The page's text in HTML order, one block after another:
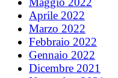
Aprile 2022
Marzo 2022
Febbraio 2022
Gennaio 2022
Dicembre 2021